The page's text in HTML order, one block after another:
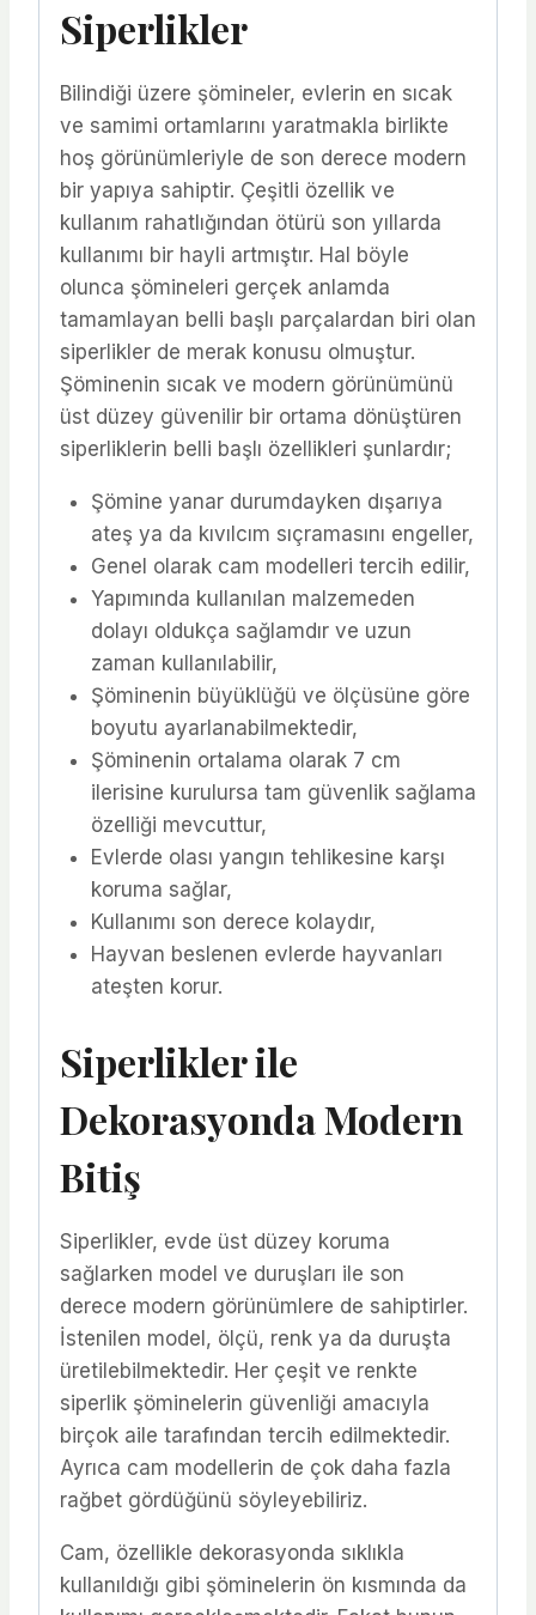
Siperlikler
Bilindiği üzere şömineler, evlerin en sıcak
ve samimi ortamlarını yaratmakla birlikte
hoş görünümleriyle de son derece modern
bir yapıya sahiptir. Çeşitli özellik ve
kullanım rahatlığından ötürü son yıllarda
kullanımı bir hayli artmıştır. Hal böyle
olunca şömineleri gerçek anlamda
tamamlayan belli başlı parçalardan biri olan
siperlikler de merak konusu olmuştur.
Şöminenin sıcak ve modern görünümünü
üst düzey güvenilir bir ortama dönüştüren
siperliklerin belli başlı özellikleri şunlardır;
Şömine yanar durumdayken dışarıya
ateş ya da kıvılcım sıçramasını engeller,
Genel olarak cam modelleri tercih edilir,
Yapımında kullanılan malzemeden
dolayı oldukça sağlamdır ve uzun
zaman kullanılabilir,
Şöminenin büyüklüğü ve ölçüsüne göre
boyutu ayarlanabilmektedir,
Şöminenin ortalama olarak 7 cm
ilerisine kurulursa tam güvenlik sağlama
özelliği mevcuttur,
Evlerde olası yangın tehlikesine karşı
koruma sağlar,
Kullanımı son derece kolaydır,
Hayvan beslenen evlerde hayvanları
ateşten korur.
Siperlikler ile
Dekorasyonda Modern
Bitiş
Siperlikler, evde üst düzey koruma
sağlarken model ve duruşları ile son
derece modern görünümlere de sahiptirler.
İstenilen model, ölçü, renk ya da duruşta
üretilebilmektedir. Her çeşit ve renkte
siperlik şöminelerin güvenliği amacıyla
birçok aile tarafından tercih edilmektedir.
Ayrıca cam modellerin de çok daha fazla
rağbet gördüğünü söyleyebiliriz.
Cam, özellikle dekorasyonda sıklıkla
kullanıldığı gibi şöminelerin ön kısmında da